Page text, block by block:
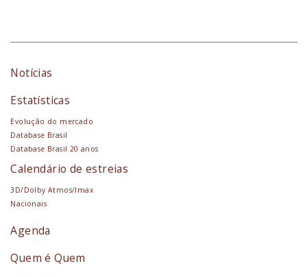
Notícias
Estatísticas
Evolução do mercado
Database Brasil
Database Brasil 20 anos
Calendário de estreias
3D/Dolby Atmos/Imax
Nacionais
Agenda
Quem é Quem